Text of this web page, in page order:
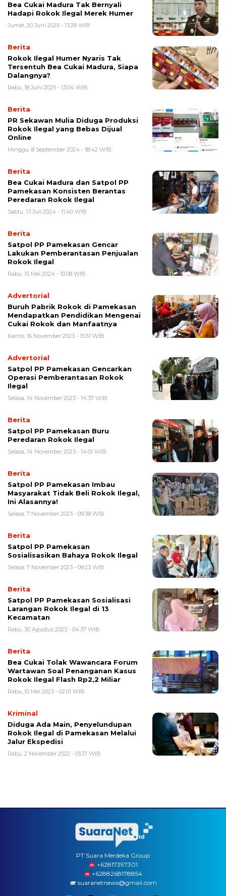
Bea Cukai Madura Tak Bernyali
Hadapi Rokok Ilegal Merek Humer
Jumat, 20 Juni 2025 - 13:28 WIB
Berita
Rokok Ilegal Humer Nyaris Tak
Tersentuh Bea Cukai Madura, Siapa
Dalangnya?
Rabu, 18 Juni 2025 - 13:04 WIB
Berita
PR Sekawan Mulia Diduga Produksi
Rokok Ilegal yang Bebas Dijual
Online
Minggu, 8 September 2024 - 18:42 WIB
Berita
Bea Cukai Madura dan Satpol PP
Pamekasan Konsisten Berantas
Peredaran Rokok Ilegal
Sabtu, 13 Juli 2024 - 11:40 WIB
Berita
Satpol PP Pamekasan Gencar
Lakukan Pemberantasan Penjualan
Rokok Ilegal
Rabu, 15 Mei 2024 - 10:08 WIB
Advertorial
Buruh Pabrik Rokok di Pamekasan
Mendapatkan Pendidikan Mengenai
Cukai Rokok dan Manfaatnya
Kamis, 16 November 2023 - 15:51 WIB
Advertorial
Satpol PP Pamekasan Gencarkan
Operasi Pemberantasan Rokok
Ilegal
Selasa, 14 November 2023 - 14:37 WIB
Berita
Satpol PP Pamekasan Buru
Peredaran Rokok Ilegal
Selasa, 14 November 2023 - 14:01 WIB
Berita
Satpol PP Pamekasan Imbau
Masyarakat Tidak Beli Rokok Ilegal,
Ini Alasannya!
Selasa, 7 November 2023 - 09:38 WIB
Berita
Satpol PP Pamekasan
Sosialisasikan Bahaya Rokok Ilegal
Selasa, 7 November 2023 - 09:23 WIB
Berita
Satpol PP Pamekasan Sosialisasi
Larangan Rokok Ilegal di 13
Kecamatan
Rabu, 30 Agustus 2023 - 04:37 WIB
Berita
Bea Cukai Tolak Wawancara Forum
Wartawan Soal Penanganan Kasus
Rokok Ilegal Flash Rp2,2 Miliar
Rabu, 10 Mei 2023 - 02:01 WIB
Kriminal
Diduga Ada Main, Penyelundupan
Rokok Ilegal di Pamekasan Melalui
Jalur Ekspedisi
Rabu, 2 November 2022 - 05:17 WIB
PT Suara Merdeka Group
‪+62817397301
+6288268178854
suaranetnews@gmail.com